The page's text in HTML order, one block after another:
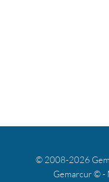
© 2008-2026
Gemarcur © -